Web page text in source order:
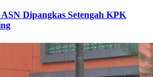
Dipangkas Setengah KPK